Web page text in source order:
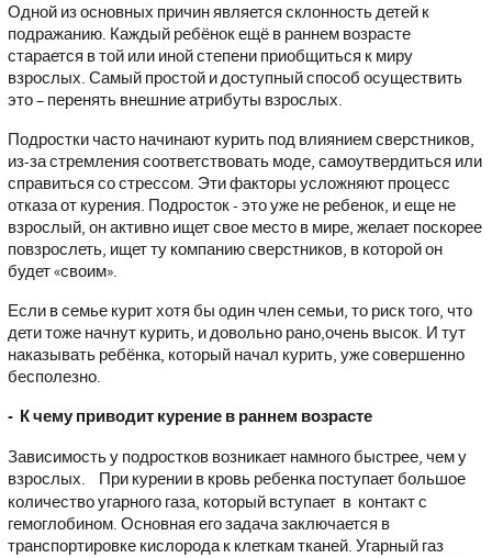
Одной из основных причин является склонность детей к
подражанию. Каждый ребёнок ещё в раннем возрасте
старается в той или иной степени приобщиться к миру
взрослых. Самый простой и доступный способ осуществить
это – перенять внешние атрибуты взрослых.
Подростки часто начинают курить под влиянием сверстников,
из-за стремления соответствовать моде, самоутвердиться или
справиться со стрессом. Эти факторы усложняют процесс
отказа от курения. Подросток - это уже не ребенок, и еще не
взрослый, он активно ищет свое место в мире, желает поскорее
повзрослеть, ищет ту компанию сверстников, в которой он
будет «своим».
Если в семье курит хотя бы один член семьи, то риск того, что
дети тоже начнут курить, и довольно рано,очень высок. И тут
наказывать ребёнка, который начал курить, уже совершенно
бесполезно.
- К чему приводит курение в раннем возрасте
Зависимость у подростков возникает намного быстрее, чем у
взрослых.
При курении в кровь ребенка поступает большое
количество угарного газа, который вступает в контакт с
гемоглобином. Основная его задача заключается в
транспортировке кислорода к клеткам тканей. Угарный газ